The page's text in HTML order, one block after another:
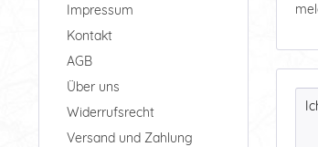
Impressum
Kontakt
AGB
Über uns
Widerrufsrecht
Versand und Zahlung